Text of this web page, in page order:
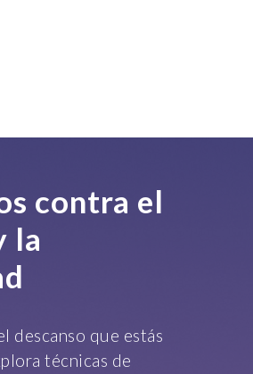
contra el
la
descanso que estás
técnicas de